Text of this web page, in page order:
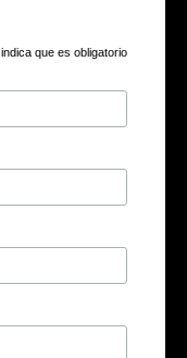
indica que es obligatorio